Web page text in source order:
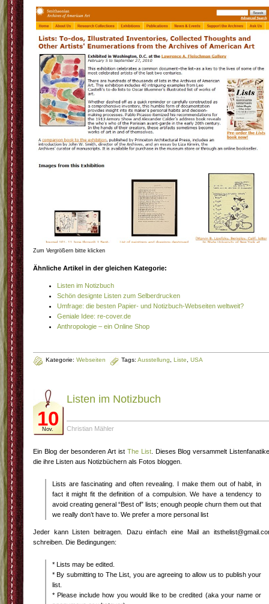
Zum Vergrößern bitte klicken
Ähnliche Artikel in der gleichen Kategorie:
Listen im Notizbuch
Schön designte Listen zum Selberdrucken
Umfrage: die besten Papier- und Notizbuch-Webseiten weltweit?
Geniale Idee: re-cover.de
Anthropologie – ein Online Shop
Kategorie: Webseiten Tags: Ausstellung Liste USA
10
Nov.
Listen im Notizbuch
Christian Mähler
Ein Blog der besonderen Art ist The List. Dieses Blog versammelt
die ihre Listen aus Notizbüchern als Fotos bloggen.
Lists are fascinating and often revealing. I make them out of habit, in
fact it might fit the definition of a compulsion. We have a tendency to
avoid creating general “Best of” lists; enough people churn them out that
we really don’t have to. We prefer a more personal list
Jeder kann Listen beitragen. Dazu einfach eine Mail an
schreiben. Die Bedingungen:
* Lists may be edited.
* By submitting to The List, you are agreeing to allow us to publish your
list.
* Please include how you would like to be credited (aka your name or